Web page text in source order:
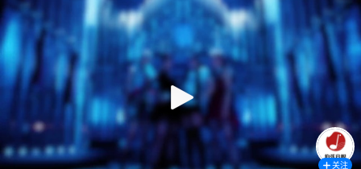
关注